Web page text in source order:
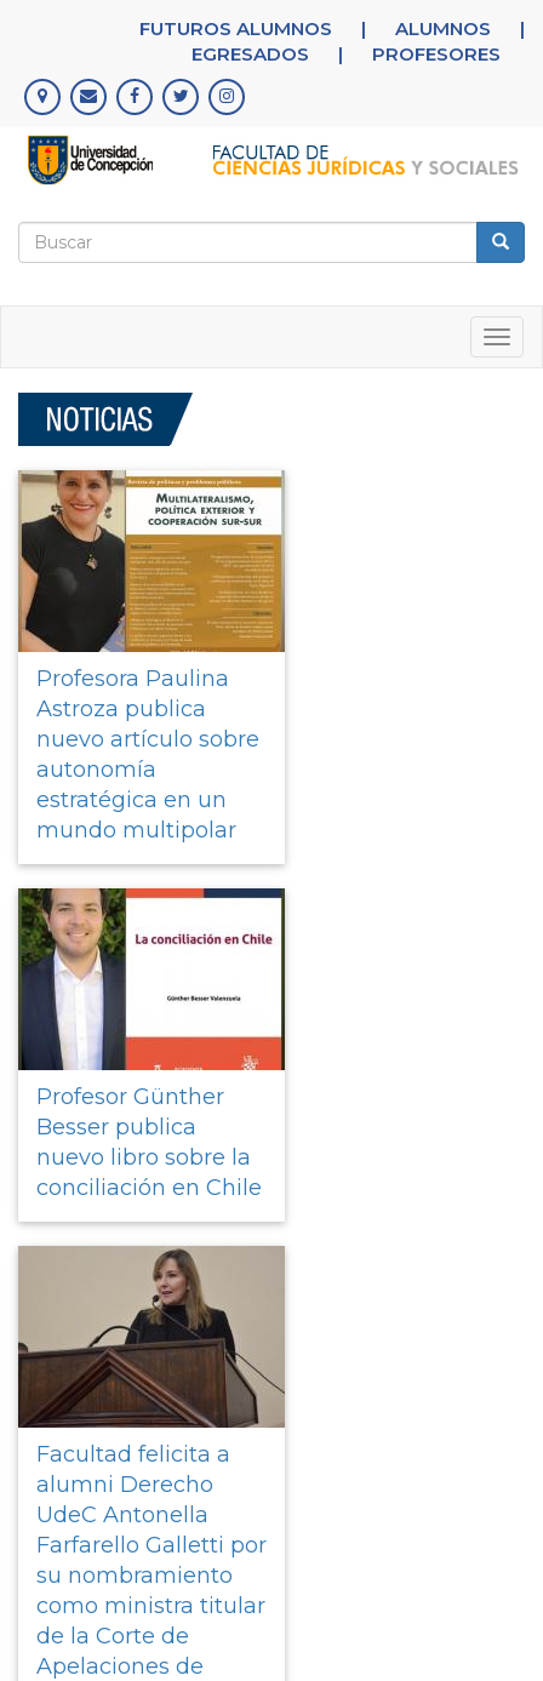
principal
FUTUROS ALUMNOS | ALUMNOS
|
EGRESADOS
| PROFESORES
Formulario
Profesora Paulina
Astroza publica
nuevo artículo sobre
autonomía
estratégica en un
mundo multipolar
Profesor Günther
Besser publica
nuevo libro sobre la
conciliación en Chile
Facultad felicita a
alumni Derecho
UdeC Antonella
Farfarello Galletti por
su nombramiento
como ministra titular
de la Corte de
Apelaciones de